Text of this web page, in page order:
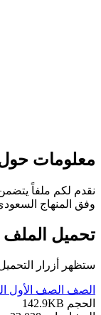
معلومات
نقدم لكم ملفاً يتضمن توزيع منهج القرآن الكريم1 للصف
وفق المنهاج السعودي
تحميل الملف
ستظهر أزرار
الصف الصف الأول
الحجم 142.9KB